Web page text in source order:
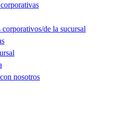
corporativos/de la sucursal
nosotros